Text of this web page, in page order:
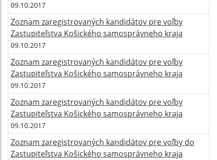
09.10.2017
Zoznam zaregistrovaných kandidátov pre voľby
Zastupiteľstva Košického samosprávneho kraja
09.10.2017
Zoznam zaregistrovaných kandidátov pre voľby
Zastupiteľstva Košického samosprávneho kraja
09.10.2017
Zoznam zaregistrovaných kandidátov pre voľby
Zastupiteľstva Košického samosprávneho kraja
09.10.2017
Zoznam zaregistrovaných kandidátov pre voľby do
Zastupiteľstva Košického samosprávneho kraja